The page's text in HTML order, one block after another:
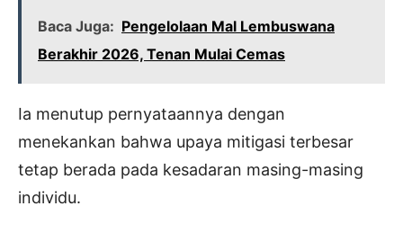
Baca Juga: Pengelolaan Mal Lembuswana
Berakhir 2026, Tenan Mulai Cemas
Ia menutup pernyataannya dengan
menekankan bahwa upaya mitigasi terbesar
tetap berada pada kesadaran masing-masing
individu.